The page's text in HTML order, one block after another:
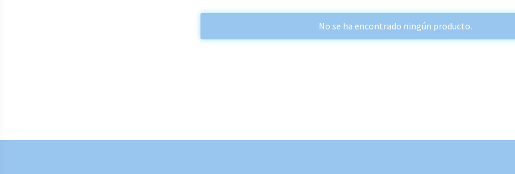
No se ha encontrado ningún producto.